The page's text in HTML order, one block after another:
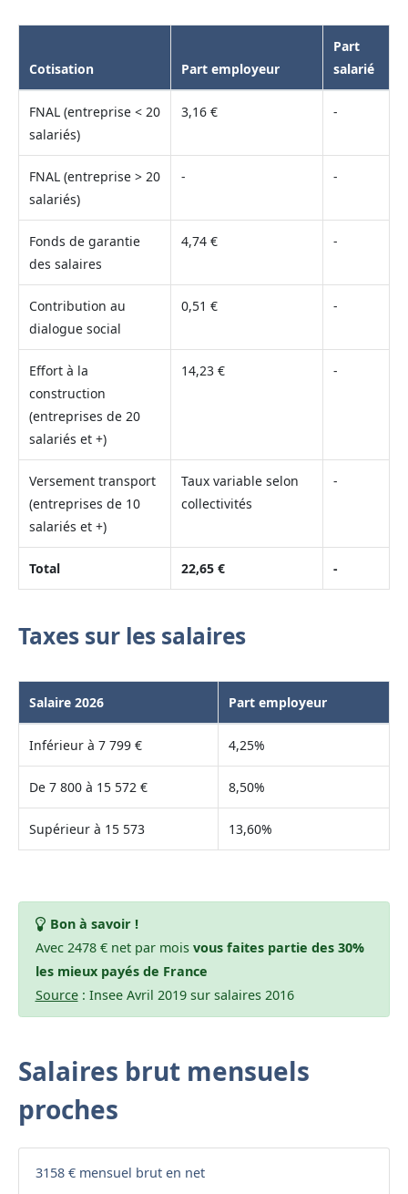
Cotisation Part employeur
Part
salarié
FNAL (entreprise < 20
salariés)
3,16 € -
FNAL (entreprise > 20
salariés)
- -
Fonds de garantie
des salaires
4,74 € -
Contribution au
dialogue social
0,51 € -
Effort à la
construction
(entreprises de 20
salariés et +)
14,23 € -
Versement transport
(entreprises de 10
salariés et +)
Taux variable selon
collectivités
-
Total 22,65 € -
Taxes sur les salaires
Salaire 2026 Part employeur
Inférieur à 7 799 € 4,25%
De 7 800 à 15 572 € 8,50%
Supérieur à 15 573 13,60%
Bon à savoir !
Avec 2478 € net par mois vous faites partie des 30%
les mieux payés de France
Source: Insee Avril 2019 sur salaires 2016
Salaires brut mensuels
proches
3158 € mensuel brut en net